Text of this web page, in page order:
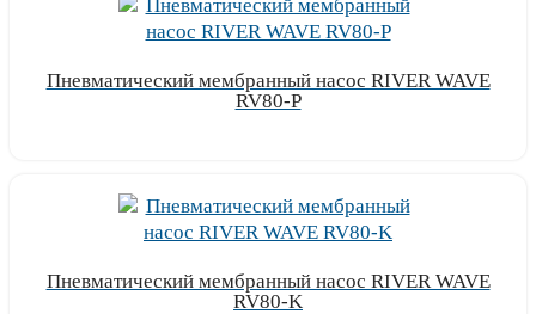
Пневматический мембранный насос RIVER WAVE
RV80-P
Пневматический мембранный насос RIVER WAVE
RV80-K